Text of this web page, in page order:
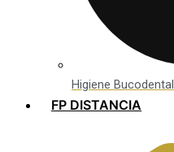
Higiene Bucodental
FP DISTANCIA